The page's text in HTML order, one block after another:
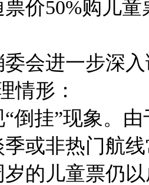
价50%购儿
进一步深入
情形：
挂”现象。由
或非热门航
的儿童票仍